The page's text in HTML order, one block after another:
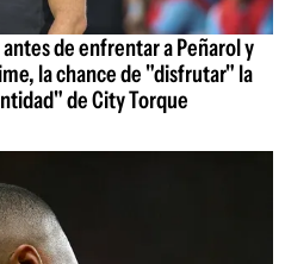
de enfrentar a Peñarol y
la chance de "disfrutar" la
de City Torque